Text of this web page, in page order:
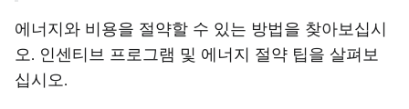
에너지와 비용을 절약할 수 있는 방법을 찾아보십시
오. 인센티브 프로그램 및 에너지 절약 팁을 살펴보
십시오.